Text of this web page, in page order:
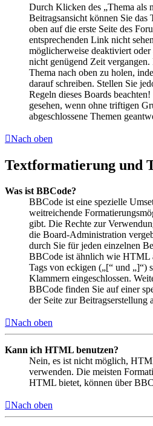
Durch Klicken des „Thema als
Beitragsansicht können Sie das
oben auf die erste Seite des
entsprechenden Link nicht
möglicherweise deaktiviert
nicht genügend Zeit
Thema nach oben zu holen,
darauf schreiben. Stellen Sie
Regeln dieses Boards
gesehen, wenn ohne triftigen
abgeschlossene Themen
Nach oben
Textformatierung und
Was ist BBCode?
BBCode ist eine spezielle
weitreichende
gibt. Die Rechte zur
die Board-Administration
durch Sie für jeden einzelnen
BBCode ist ähnlich wie HTML
Tags von eckigen („[“ und „]“)
Klammern eingeschlossen.
BBCode finden Sie auf einer
der Seite zur Beitragserstellung
Nach oben
Kann ich HTML benutzen?
Nein, es ist nicht möglich,
verwenden. Die meisten
HTML bietet, können über
Nach oben